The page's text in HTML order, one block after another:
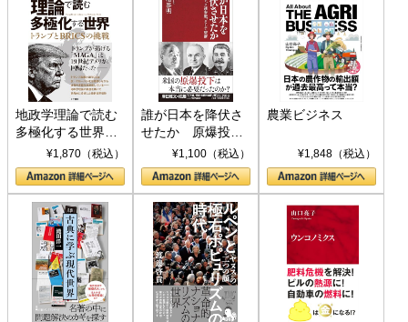
地政学理論で読む
多極化する世界：
トランプとBRICS
の挑戦
¥1,870（税込）
誰が日本を降伏さ
せたか 原爆投
下、ソ連参戦、そ
して聖断 (PHP新
書)
¥1,100（税込）
農業ビジネス
¥1,848（税込）